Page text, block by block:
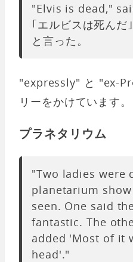
"Elvis is dead,"
｢エルビスは死んだ
と言った。
"expressly" と "ex-
リーをかけています。
プラネタリウム
"Two ladies were
planetarium
seen. One said
fantastic. The
added 'Most of it
head'."